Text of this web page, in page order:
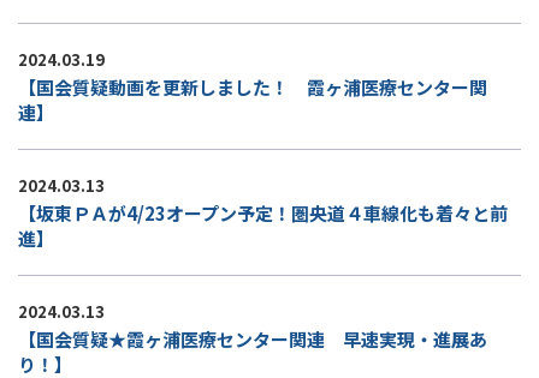
2024.03.19
【国会質疑動画を更新しました！ 霞ヶ浦医療センター関
連】
2024.03.13
【坂東ＰＡが4/23オープン予定！圏央道４車線化も着々と前
進】
2024.03.13
【国会質疑★霞ヶ浦医療センター関連 早速実現・進展あ
り！】